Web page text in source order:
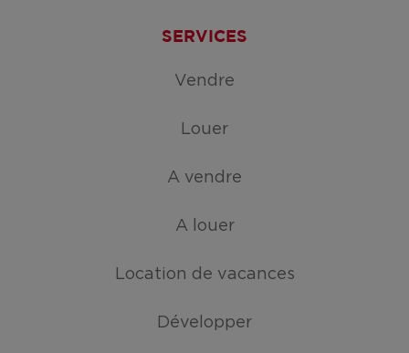
SERVICES
Vendre
Louer
A vendre
A louer
Location de vacances
Développer